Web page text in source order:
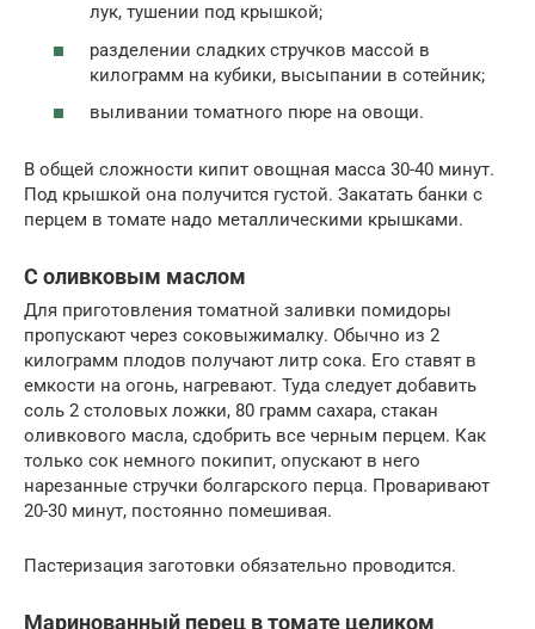
лук, тушении под крышкой;
разделении сладких стручков массой в
килограмм на кубики, высыпании в сотейник;
выливании томатного пюре на овощи.
В общей сложности кипит овощная масса 30-40 минут.
Под крышкой она получится густой. Закатать банки с
перцем в томате надо металлическими крышками.
С оливковым маслом
Для приготовления томатной заливки помидоры
пропускают через соковыжималку. Обычно из 2
килограмм плодов получают литр сока. Его ставят в
емкости на огонь, нагревают. Туда следует добавить
соль 2 столовых ложки, 80 грамм сахара, стакан
оливкового масла, сдобрить все черным перцем. Как
только сок немного покипит, опускают в него
нарезанные стручки болгарского перца. Проваривают
20-30 минут, постоянно помешивая.
Пастеризация заготовки обязательно проводится.
Маринованный перец в томате целиком